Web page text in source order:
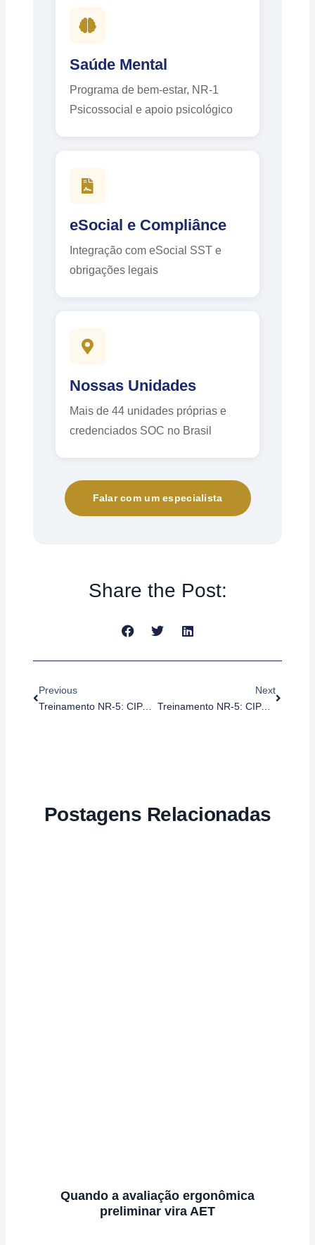
Saúde Mental
Programa de bem-estar, NR-1
Psicossocial e apoio psicológico
eSocial e Compliânce
Integração com eSocial SST e
obrigações legais
Nossas Unidades
Mais de 44 unidades próprias e
credenciados SOC no Brasil
Falar com um especialista
Share the Post:
Previous
Treinamento NR-5: CIPA – Representante Nomeado, Grau De Risco 2
Next
Treinamento NR-5: CIPA – Representante Nomeado, Grau De Risco 4
Postagens Relacionadas
Quando a avaliação ergonômica
preliminar vira AET